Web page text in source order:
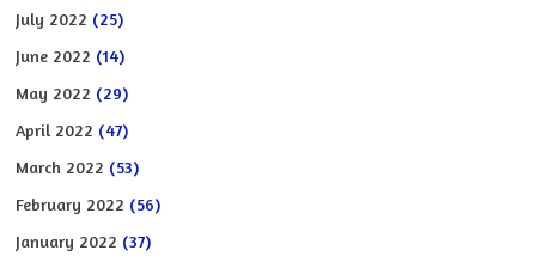
July 2022 (25)
June 2022 (14)
May 2022 (29)
April 2022 (47)
March 2022 (53)
February 2022 (56)
January 2022 (37)